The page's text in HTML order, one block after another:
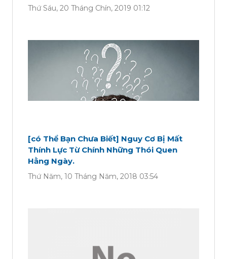
Thứ Sáu, 20 Tháng Chín, 2019 01:12
[có Thể Bạn Chưa Biết] Nguy Cơ Bị Mất
Thính Lực Từ Chính Những Thói Quen
Hằng Ngày.
Thứ Năm, 10 Tháng Năm, 2018 03:54